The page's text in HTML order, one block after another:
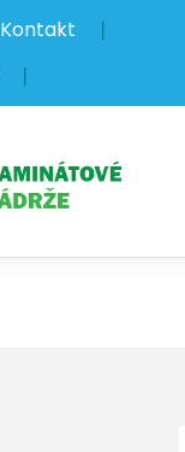
Kontakt
❘
❘